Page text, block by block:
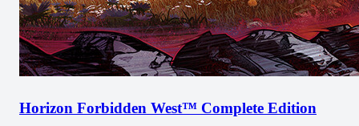
Horizon Forbidden West™ Complete Edition